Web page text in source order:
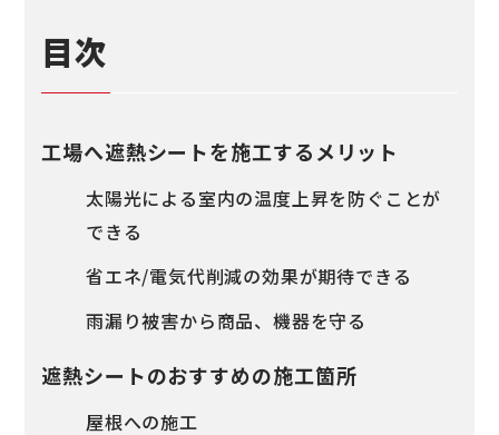
目次
工場へ遮熱シートを施工するメリット
太陽光による室内の温度上昇を防ぐことが
できる
省エネ/電気代削減の効果が期待できる
雨漏り被害から商品、機器を守る
遮熱シートのおすすめの施工箇所
屋根への施工